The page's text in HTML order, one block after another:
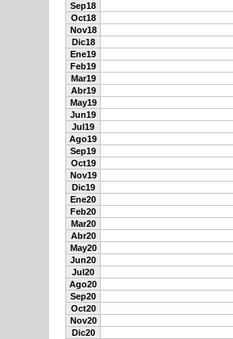
Sep18
Oct18
Nov18
Dic18
Ene19
Feb19
Mar19
Abr19
May19
Jun19
Jul19
Ago19
Sep19
Oct19
Nov19
Dic19
Ene20
Feb20
Mar20
Abr20
May20
Jun20
Jul20
Ago20
Sep20
Oct20
Nov20
Dic20